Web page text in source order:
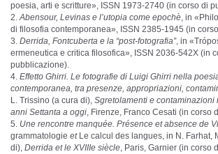
poesia, arti e scritture», ISSN 1973-2740 (in corso di
Abensour, Levinas e l’utopia come epochè, in
di filosofia contemporanea», ISSN 2385-1945 (in
Derrida, Fontcuberta e la “post-fotografia”, in
ermeneutica e critica filosofica», ISSN 2036-542X (in
pubblicazione).
Effetto Ghirri. Le fotografie di Luigi Ghirri nella
contemporanea, tra presenze, appropriazioni,
L. Trissino (a cura di), Sgretolamenti e
anni Settanta a oggi, Firenze, Franco Cesati (in corso
Une rencontre manquée. Présence et absence de
grammatologie etLe calcul des langues, in N. Farhat,
di), Derrida et le XVIIIe siècle, Paris, Garnier (in corso